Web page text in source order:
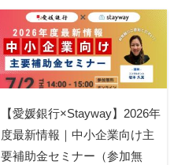
【愛媛銀行×Stayway】2026年
度最新情報｜中小企業向け主
要補助金セミナー（参加無